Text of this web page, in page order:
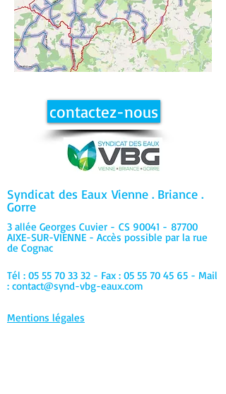
contactez-nous
Syndicat des EauxVienne . Briance .
Gorre
3 allée Georges Cuvier - CS 90041 - 87700
AIXE-SUR-VIENNE - Accès possible par la rue
de Cognac
Tél : 05 55 70 33 32 - Fax : 05 55 70 45 65 - Mail
: contact@synd-vbg-eaux.com
Mentions légales